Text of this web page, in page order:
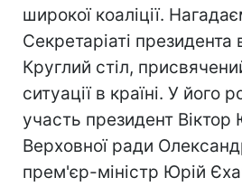
широкої коаліції.
Секретаріаті президента
Круглий стіл,
ситуації в країні. У його
участь президент
Верховної ради
прем'єр-міністр Юрій